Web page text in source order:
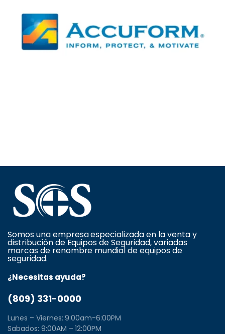
Somos una empresa especializada en la venta y
distribución de Equipos de Seguridad, variadas
marcas de renombre mundial de equipos de
seguridad.
¿Necesitas ayuda?
(809) 331-0000
Lunes – Viernes: 9:00am-6:00PM
Sabados: 9:00AM – 12:00PM